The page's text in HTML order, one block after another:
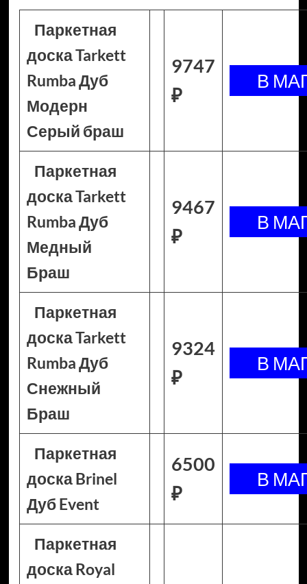
Паркетная
доска Tarkett
Rumba Дуб
Модерн
Серый браш
9747
₽
Паркетная
доска Tarkett
Rumba Дуб
Медный
Браш
9467
₽
Паркетная
доска Tarkett
Rumba Дуб
Снежный
Браш
9324
₽
Паркетная
доска Brinel
Дуб Event
6500
₽
Паркетная
доска Royal